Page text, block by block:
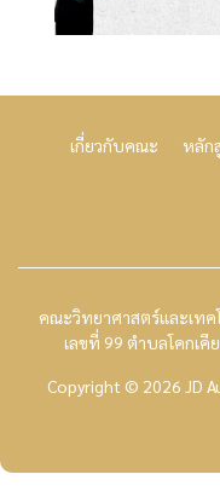
เกี่ยวกับคณะ หลัก
คณะวิทยาศาสตร์และเทค
เลขที่ 99 ตำบลโคกเคี
Copyright © 2026 JD